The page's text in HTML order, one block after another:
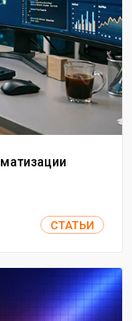
СТАТЬИ